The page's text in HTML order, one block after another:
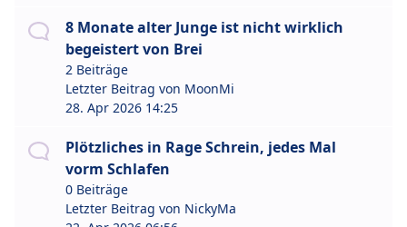
8 Monate alter Junge ist nicht wirklich
begeistert von Brei
2 Beiträge
Letzter Beitrag von MoonMi
28. Apr 2026 14:25
Plötzliches in Rage Schrein, jedes Mal
vorm Schlafen
0 Beiträge
Letzter Beitrag von NickyMa